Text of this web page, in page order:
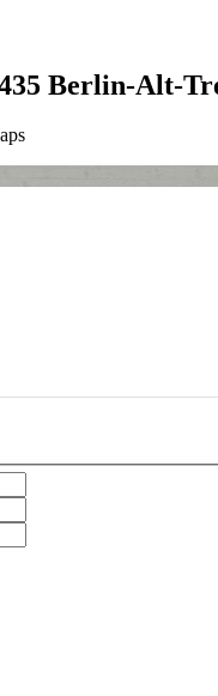
Berlin-Alt-